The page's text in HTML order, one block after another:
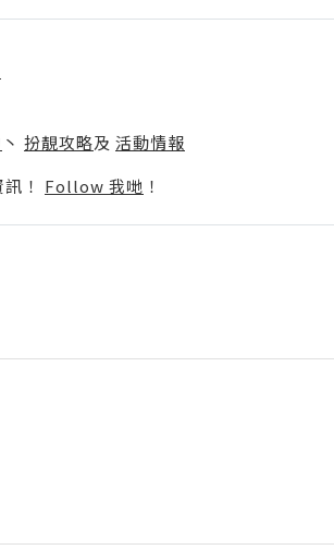
丶 扮靚攻略及 活動情報
！ Follow 我哋 ！